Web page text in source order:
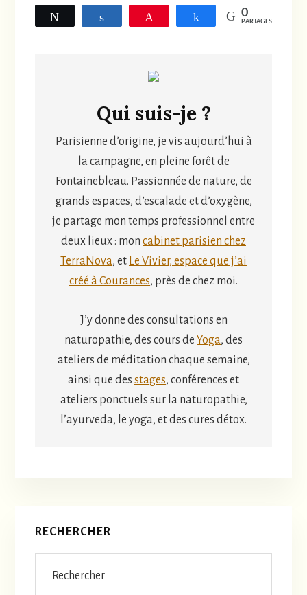
Tweetez Partagez Épingle Partagez0
PARTAGES
Qui suis-je ?
Parisienne d’origine, je vis aujourd’hui à
la campagne, en pleine forêt de
Fontainebleau. Passionnée de nature, de
grands espaces, d’escalade et d’oxygène,
je partage mon temps professionnel entre
deux lieux : mon cabinet parisien chez
TerraNova, et Le Vivier, espace que j’ai
créé à Courances, près de chez moi.
J’y donne des consultations en
naturopathie, des cours de Yoga, des
ateliers de méditation chaque semaine,
ainsi que des stages, conférences et
ateliers ponctuels sur la naturopathie,
l’ayurveda, le yoga, et des cures détox.
Barre
latérale
principale
RECHERCHER